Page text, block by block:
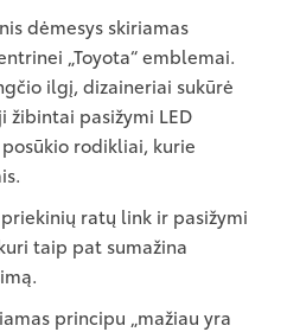
dėmesys skiriamas
„Toyota“ emblemai.
ilgį, dizaineriai sukūrė
žibintai pasižymi LED
rodikliai, kurie
ratų link ir pasižymi
taip pat sumažina
principu „mažiau yra